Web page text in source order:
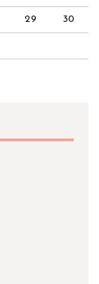
29 30